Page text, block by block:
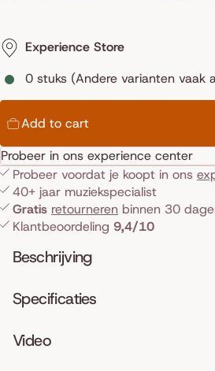
Experience Store
0 stuks (Andere varianten vaak
Add to cart
Probeer in ons experience center
Probeer voordat je koopt in ons
40+ jaar muziekspecialist
Gratis retourneren binnen 30
Klantbeoordeling 9,4/10
Beschrijving
Specificaties
Video